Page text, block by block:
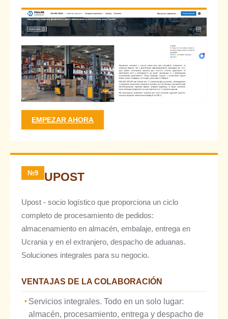
EMPEZAR AHORA
№9 UPOST
Upost - socio logístico que proporciona un ciclo
completo de procesamiento de pedidos:
almacenamiento en almacén, embalaje, entrega en
Ucrania y en el extranjero, despacho de aduanas.
Soluciones integrales para su negocio.
VENTAJAS DE LA COLABORACIÓN
Servicios integrales. Todo en un solo lugar:
almacén, procesamiento, entrega y despacho de